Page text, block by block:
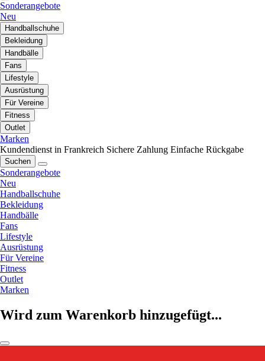
Sonderangebote
Neu
Handballschuhe
Bekleidung
Handbälle
Fans
Lifestyle
Ausrüstung
Für Vereine
Fitness
Outlet
Marken
Kundendienst in Frankreich Sichere Zahlung Einfache Rückgabe
Suchen
Sonderangebote
Neu
Handballschuhe
Bekleidung
Handbälle
Fans
Lifestyle
Ausrüstung
Für Vereine
Fitness
Outlet
Marken
Wird zum Warenkorb hinzugefügt...